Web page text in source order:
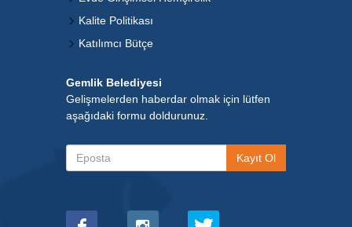
Kalite Politikası
Katılımcı Bütçe
Gemlik Belediyesi
Gelişmelerden haberdar olmak için lütfen
aşağıdaki formu doldurunuz.